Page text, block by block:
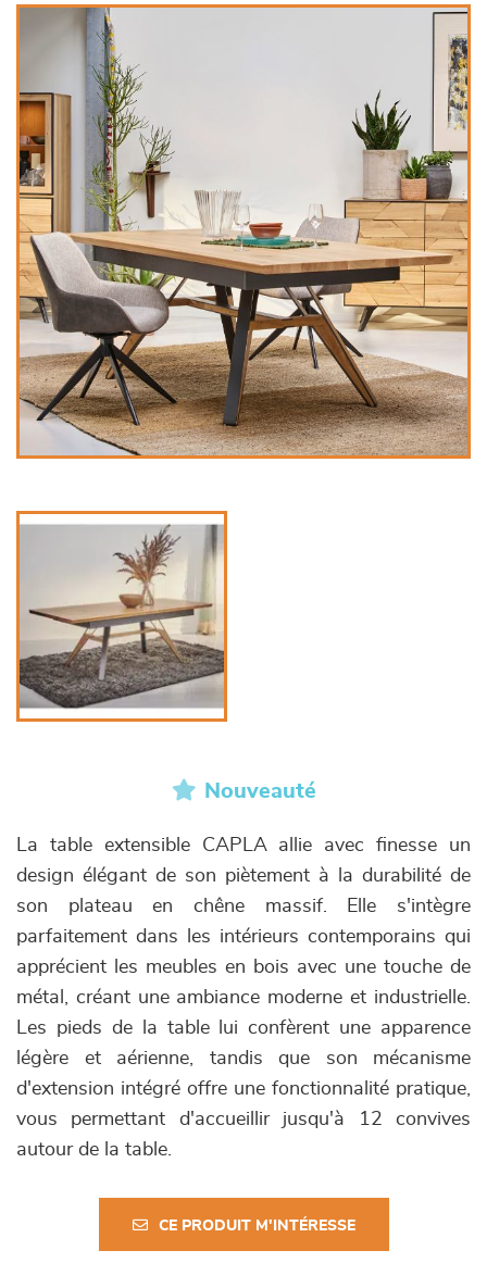
Nouveauté
La table extensible CAPLA allie avec finesse un
design élégant de son piètement à la durabilité de
son plateau en chêne massif. Elle s'intègre
parfaitement dans les intérieurs contemporains qui
apprécient les meubles en bois avec une touche de
métal, créant une ambiance moderne et industrielle.
Les pieds de la table lui confèrent une apparence
légère et aérienne, tandis que son mécanisme
d'extension intégré offre une fonctionnalité pratique,
vous permettant d'accueillir jusqu'à 12 convives
autour de la table.
CE PRODUIT M'INTÉRESSE